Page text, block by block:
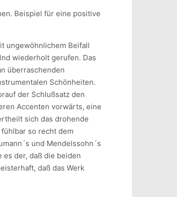
Beispiel für eine positive
ungewöhnlichem Beifall
wiederholt gerufen. Das
überraschenden
Schönheiten.
der Schlußsatz den
Accenten vorwärts, eine
sich das drohende
so recht dem
und Mendelssohn´s
der, daß die beiden
daß das Werk